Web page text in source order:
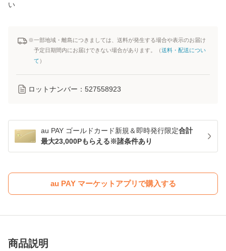
い
※一部地域・離島につきましては、送料が発生する場合や表示のお届け
予定日期間内にお届けできない場合があります。（送料・配送につい
て ）
ロットナンバー： 527558923
au PAY ゴールドカード新規＆即時発行限定合計
最大23,000Pもらえる※諸条件あり
au PAY マーケットアプリで購入する
商品説明